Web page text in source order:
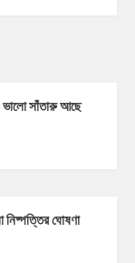
ভালো সাঁতারু আছে
ঘোষণা